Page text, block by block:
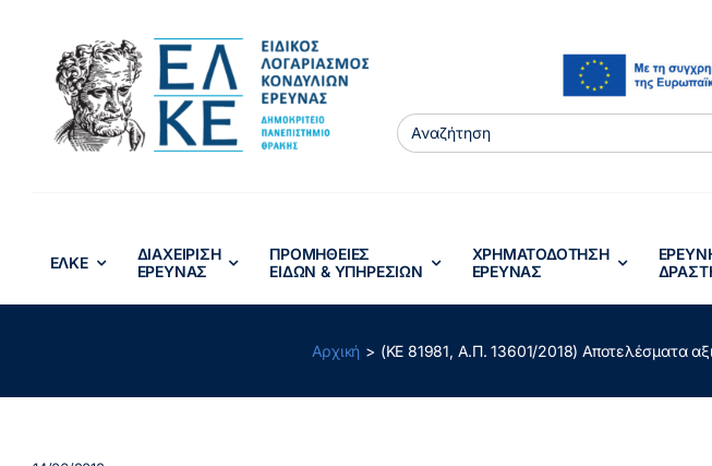
περιεχόμενο
Search
for:
ΕΛΚΕ
ΔΙΑΧΕΙΡΙΣΗ
ΕΡΕΥΝΑΣ
ΠΡΟΜΗΘΕΙΕΣ
ΕΙΔΩΝ & ΥΠΗΡΕΣΙΩΝ
ΧΡΗΜΑΤΟΔΟΤΗΣΗ
ΕΡΕΥΝΑΣ
Αρχική (ΚΕ 81981, Α.Π. 13601/2018) Αποτελέσματα